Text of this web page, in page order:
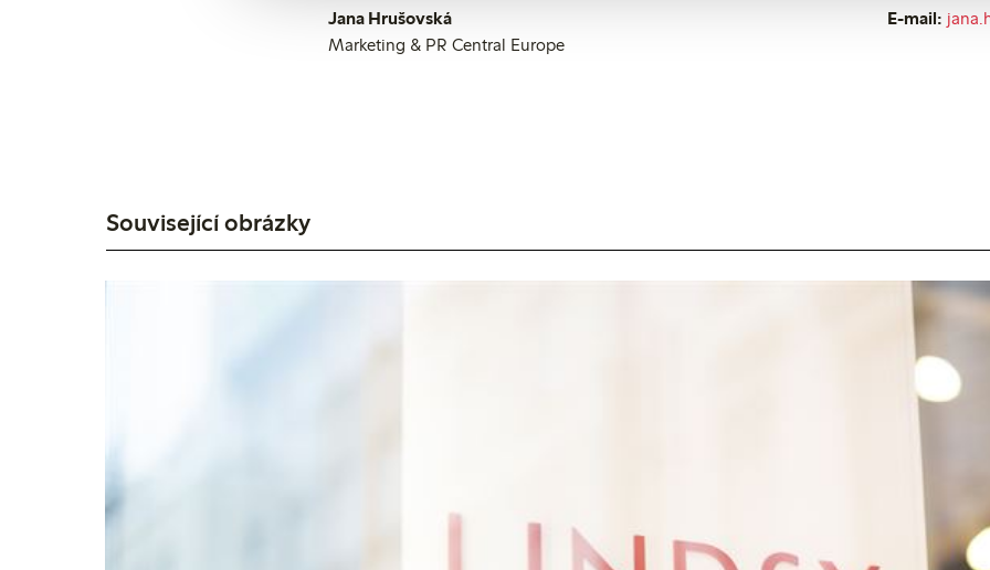
Jana Hrušovská
Marketing & PR Central Europe
E-mail:
Související obrázky